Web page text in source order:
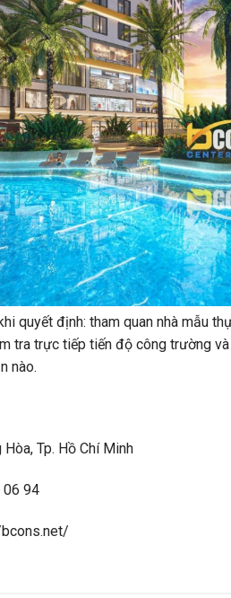
quyết định: tham quan nhà mẫu
tra trực tiếp tiến độ công trường
nào.
Tp. Hồ Chí Minh
06 94